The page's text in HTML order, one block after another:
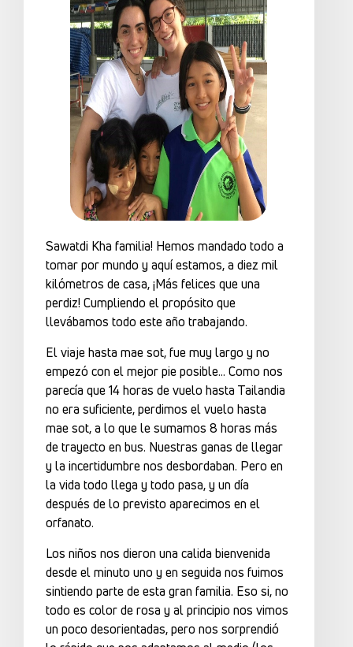
Sawatdi Kha familia! Hemos mandado todo a
tomar por mundo y aquí estamos, a diez mil
kilómetros de casa, ¡Más felices que una
perdiz! Cumpliendo el propósito que
llevábamos todo este año trabajando.
El viaje hasta mae sot, fue muy largo y no
empezó con el mejor pie posible… Como nos
parecía que 14 horas de vuelo hasta Tailandia
no era suficiente, perdimos el vuelo hasta
mae sot, a lo que le sumamos 8 horas más
de trayecto en bus. Nuestras ganas de llegar
y la incertidumbre nos desbordaban. Pero en
la vida todo llega y todo pasa, y un día
después de lo previsto aparecimos en el
orfanato.
Los niños nos dieron una calida bienvenida
desde el minuto uno y en seguida nos fuimos
sintiendo parte de esta gran familia. Eso si, no
todo es color de rosa y al principio nos vimos
un poco desorientadas, pero nos sorprendió